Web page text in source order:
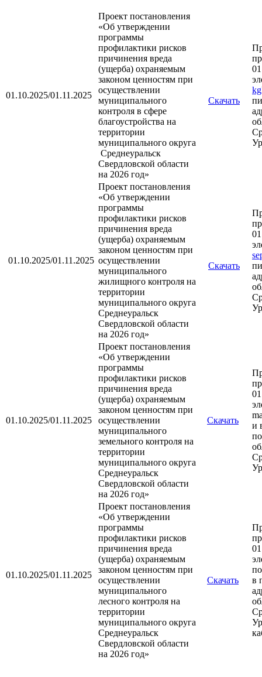
01.10.2025/01.11.2025
Проект постановления
«Об утверждении
программы
профилактики рисков
причинения вреда
(ущерба) охраняемым
законом ценностям при
осуществлении
муниципального
контроля в сфере
благоустройства на
территории
муниципального округа
Среднеуральск
Свердловской области
на 2026 год»
Скачать
01.10.2025/01.11.2025
Проект постановления
«Об утверждении
программы
профилактики рисков
причинения вреда
(ущерба) охраняемым
законом ценностям при
осуществлении
муниципального
жилищного контроля на
территории
муниципального округа
Среднеуральск
Свердловской области
на 2026 год»
Скачать
01.10.2025/01.11.2025
Проект постановления
«Об утверждении
программы
профилактики рисков
причинения вреда
(ущерба) охраняемым
законом ценностям при
осуществлении
муниципального
земельного контроля на
территории
муниципального округа
Среднеуральск
Свердловской области
на 2026 год»
Скачать
и
01.10.2025/01.11.2025
Проект постановления
«Об утверждении
программы
профилактики рисков
причинения вреда
(ущерба) охраняемым
законом ценностям при
осуществлении
муниципального
лесного контроля на
территории
муниципального округа
Среднеуральск
Свердловской области
на 2026 год»
Скачать
в